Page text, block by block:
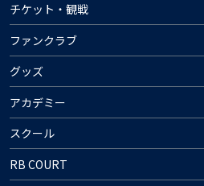
チケット・観戦
ファンクラブ
グッズ
アカデミー
スクール
RB COURT